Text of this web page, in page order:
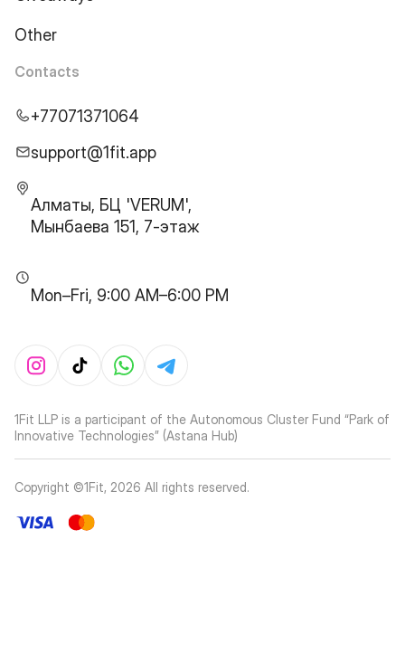
Other
Contacts
+77071371064
support@1fit.app
Алматы, БЦ 'VERUM',
Мынбаева 151, 7-этаж
Mon–Fri, 9:00 AM–6:00 PM
1Fit LLP is a participant of the Autonomous Cluster Fund “Park of
Innovative Technologies” (Astana Hub)
Copyright ©1Fit, 2026 All rights reserved.